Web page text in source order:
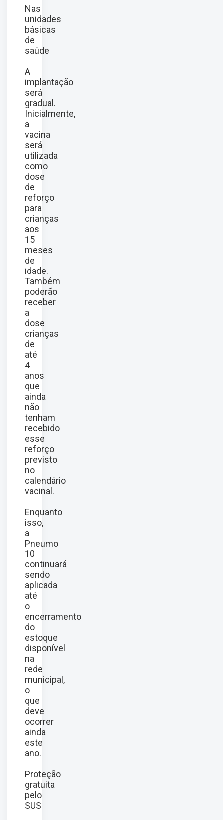
Nas
unidades
básicas
de
saúde
A
implantação
será
gradual.
Inicialmente,
a
vacina
será
utilizada
como
dose
de
reforço
para
crianças
aos
15
meses
de
idade.
Também
poderão
receber
a
dose
crianças
de
até
4
anos
que
ainda
não
tenham
recebido
esse
reforço
previsto
no
calendário
vacinal.
Enquanto
isso,
a
Pneumo
10
continuará
sendo
aplicada
até
o
encerramento
do
estoque
disponível
na
rede
municipal,
o
que
deve
ocorrer
ainda
este
ano.
Proteção
gratuita
pelo
SUS